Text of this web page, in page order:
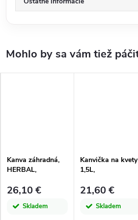
Kanva záhradná,
HERBAL,
26,10 €
Skladem
Kanvička na kvety
1,5L,
Design
21,60 €
Skladem